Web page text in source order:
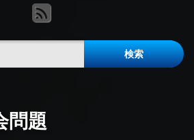
RSS
問題